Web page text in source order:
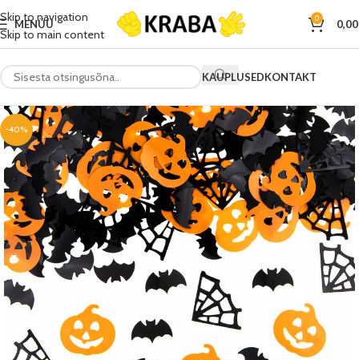
Skip to navigation
Skip to main content
MENÜÜ 0
KAUPLUSEDKONTAKT
-40%